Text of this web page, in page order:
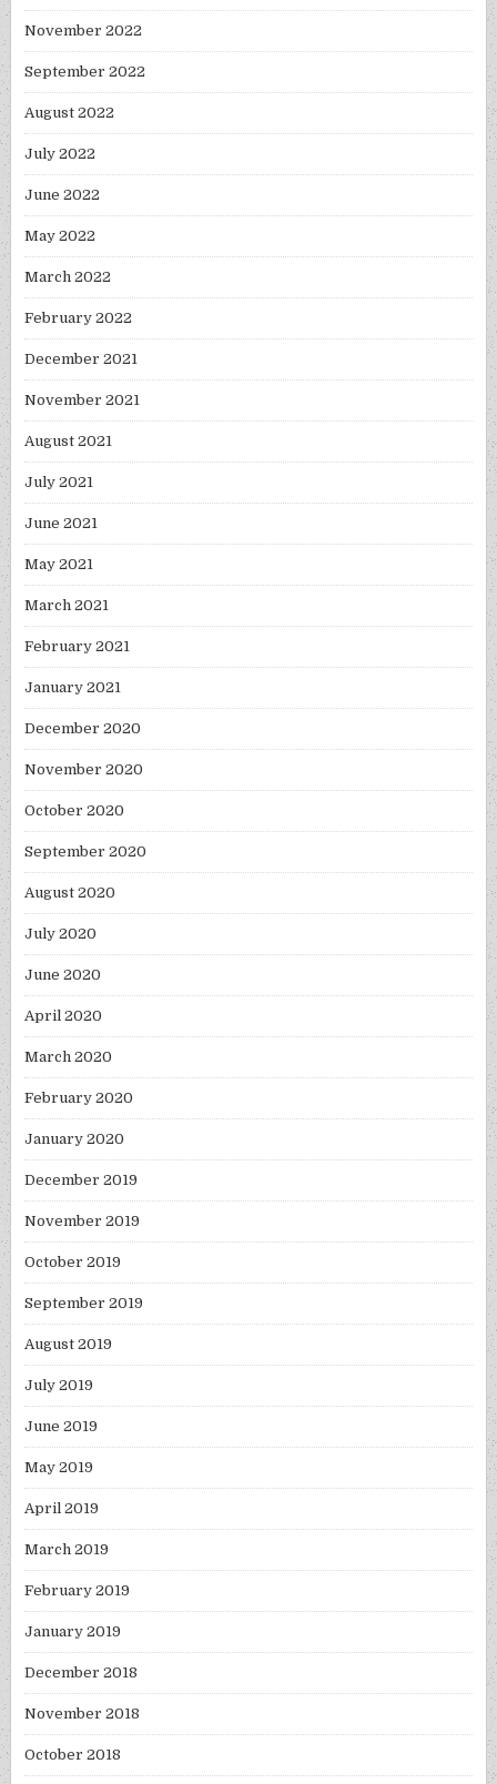
November 2022
September 2022
August 2022
July 2022
June 2022
May 2022
March 2022
February 2022
December 2021
November 2021
August 2021
July 2021
June 2021
May 2021
March 2021
February 2021
January 2021
December 2020
November 2020
October 2020
September 2020
August 2020
July 2020
June 2020
April 2020
March 2020
February 2020
January 2020
December 2019
November 2019
October 2019
September 2019
August 2019
July 2019
June 2019
May 2019
April 2019
March 2019
February 2019
January 2019
December 2018
November 2018
October 2018